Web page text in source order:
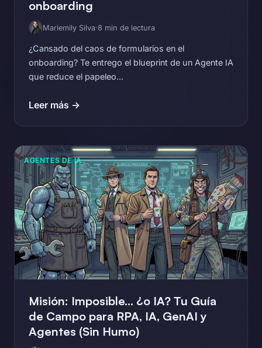
onboarding
Mariemily Silva·8 min de lectura
¿Cansado del caos de formularios en el
onboarding? Te entrego el blueprint de un Agente IA
que reduce el papeleo...
Leer más →
AGENTES DE IA
Misión: Imposible… ¿o IA? Tu Guía
de Campo para RPA, IA, GenAI y
Agentes (Sin Humo)